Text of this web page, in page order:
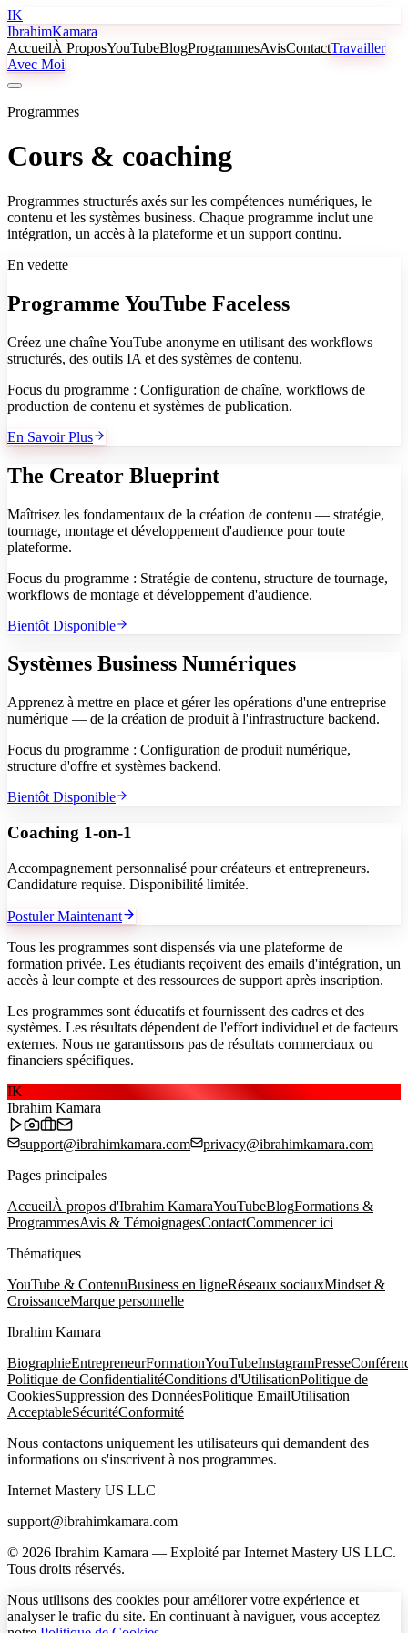
IK
IbrahimKamara
AccueilÀ ProposYouTubeBlogProgrammesAvisContactTravailler
Avec Moi
Programmes
Cours & coaching
Programmes structurés axés sur les compétences numériques, le
contenu et les systèmes business. Chaque programme inclut une
intégration, un accès à la plateforme et un support continu.
En vedette
Programme YouTube Faceless
Créez une chaîne YouTube anonyme en utilisant des workflows
structurés, des outils IA et des systèmes de contenu.
Focus du programme : Configuration de chaîne, workflows de
production de contenu et systèmes de publication.
En Savoir Plus
The Creator Blueprint
Maîtrisez les fondamentaux de la création de contenu — stratégie,
tournage, montage et développement d'audience pour toute
plateforme.
Focus du programme : Stratégie de contenu, structure de tournage,
workflows de montage et développement d'audience.
Bientôt Disponible
Systèmes Business Numériques
Apprenez à mettre en place et gérer les opérations d'une entreprise
numérique — de la création de produit à l'infrastructure backend.
Focus du programme : Configuration de produit numérique,
structure d'offre et systèmes backend.
Bientôt Disponible
Coaching 1-on-1
Accompagnement personnalisé pour créateurs et entrepreneurs.
Candidature requise. Disponibilité limitée.
Postuler Maintenant
Tous les programmes sont dispensés via une plateforme de
formation privée. Les étudiants reçoivent des emails d'intégration, un
accès à leur compte et des ressources de support après inscription.
Les programmes sont éducatifs et fournissent des cadres et des
systèmes. Les résultats dépendent de l'effort individuel et de facteurs
externes. Nous ne garantissons pas de résultats commerciaux ou
financiers spécifiques.
IK
Ibrahim Kamara
support@ibrahimkamara.com
privacy@ibrahimkamara.com
Pages principales
AccueilÀ propos d'Ibrahim KamaraYouTubeBlogFormations &
ProgrammesAvis & TémoignagesContactCommencer ici
Thématiques
YouTube & ContenuBusiness en ligneRéseaux sociauxMindset &
CroissanceMarque personnelle
Ibrahim Kamara
BiographieEntrepreneurFormationYouTubeInstagramPresse
Politique de ConfidentialitéConditions d'UtilisationPolitique de
CookiesSuppression des DonnéesPolitique EmailUtilisation
AcceptableSécuritéConformité
Nous contactons uniquement les utilisateurs qui demandent des
informations ou s'inscrivent à nos programmes.
Internet Mastery US LLC
support@ibrahimkamara.com
© 2026 Ibrahim Kamara — Exploité par Internet Mastery US LLC.
Tous droits réservés.
Nous utilisons des cookies pour améliorer votre expérience et
analyser le trafic du site. En continuant à naviguer, vous acceptez